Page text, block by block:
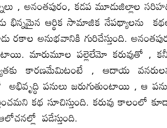
అనంతపురం, కడప మూడుజిల్లాల
భిన్నమైన ఆర్థిక సామాజిక నేపథ్యాలను
రకాల అనుభవానికి గురిచేస్తుంది.
మారుమూల పల్లెలేమో కరువుతో ,
కారణమేమిటంటే , ఆదాయ
పనులు జరుగుతుంటాయి , ఆ
కథ సూచిస్తుంది. కరువు కాలంలో
పడేస్తుంది.